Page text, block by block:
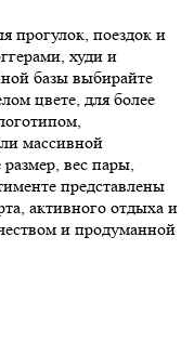
прогулок, поездок и
худи и
базы выбирайте
цвете, для более
массивной
вес пары,
представлены
активного отдыха и
и продуманной